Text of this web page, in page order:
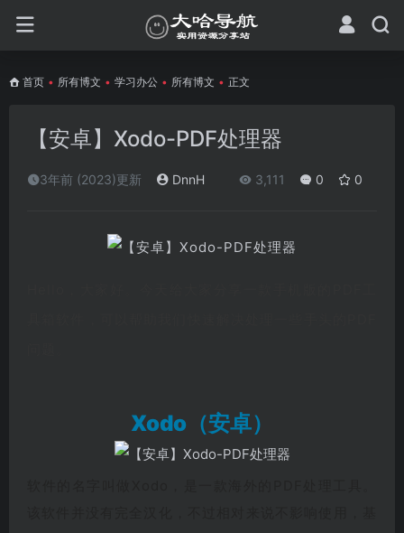
首页 • 所有博文 • 学习办公 • 所有博文 • 正文
【安卓】Xodo-PDF处理器
3年前 (2023)更新 DnnH 3,111 0 0
Xodo（安卓）